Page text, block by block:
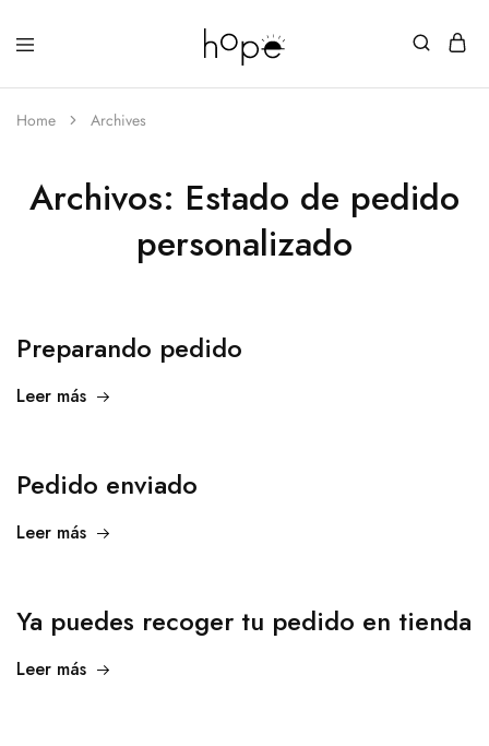
Home Archives
Archivos: Estado de pedido
personalizado
Preparando pedido
Leer más
Pedido enviado
Leer más
Ya puedes recoger tu pedido en tienda
Leer más